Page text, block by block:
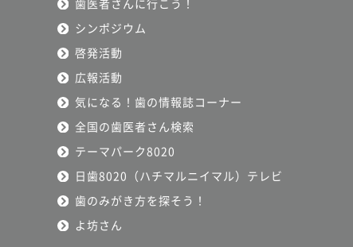
歯医者さんに行こう！
シンポジウム
啓発活動
広報活動
気になる！歯の情報誌コーナー
全国の歯医者さん検索
テーマパーク8020
日歯8020（ハチマルニイマル）テレビ
歯のみがき方を探そう！
よ坊さん